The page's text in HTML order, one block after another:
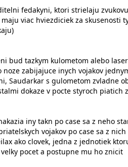
fedakyni, ktori strielaju
viac hviezdiciek za skusenosti
bud tazkym kulometom alebo
zabijajuce inych vojakov
Saudarkar s gulometom zvladne
dokaze v pocte styroch piatich
iny takn po case sa z neho
vojakov po case sa z
ako clovek, jedna z jednotiek
pocet a postupne mu ho znicit